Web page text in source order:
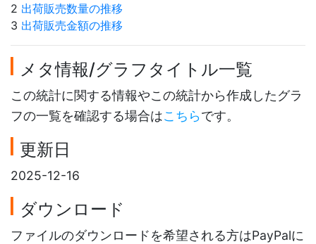
2 出荷販売数量の推移
3 出荷販売金額の推移
メタ情報/グラフタイトル一覧
この統計に関する情報やこの統計から作成したグラ
フの一覧を確認する場合はこちらです。
更新日
2025-12-16
ダウンロード
ファイルのダウンロードを希望される方はPayPalに